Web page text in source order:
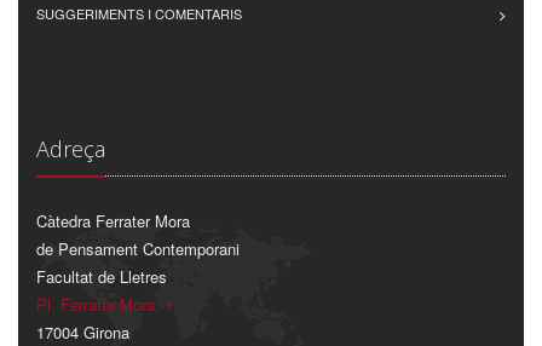
SUGGERIMENTS I COMENTARIS
Adreça
Càtedra Ferrater Mora
de Pensament Contemporani
Facultat de Lletres
Pl. Ferrater Mora, 1
17004 Girona